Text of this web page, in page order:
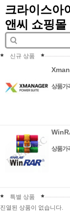
크라이스아
앤씨 쇼핑몰
신규 상품
상품가
상품가
특별 상품
진열된 상품이 없습니다.